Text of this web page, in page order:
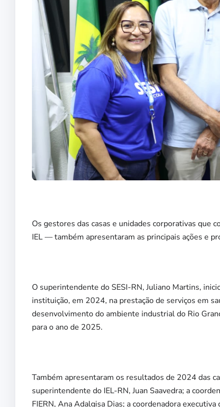
Os gestores das casas e unidades corporativas que
IEL — também apresentaram as principais ações e
O superintendente do SESI-RN, Juliano Martins,
instituição, em 2024, na prestação de serviços em
desenvolvimento do ambiente industrial do Rio
para o ano de 2025.
Também apresentaram os resultados de 2024 das
superintendente do IEL-RN, Juan Saavedra; a
FIERN, Ana Adalgisa Dias; a coordenadora